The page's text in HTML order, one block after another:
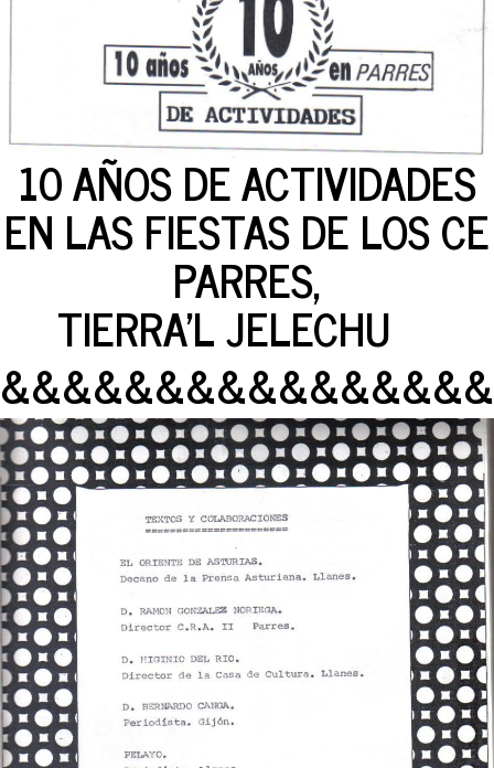
10 AÑOS DE ACTIVIDADES
EN LAS FIESTAS DE LOS CE
PARRES,
TIERRA'L JELECHU